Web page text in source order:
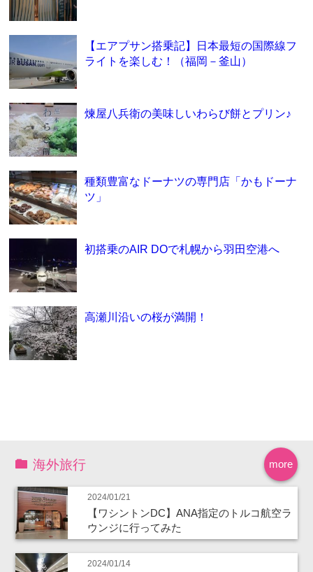
【エアプサン搭乗記】日本最短の国際線フ
ライトを楽しむ！（福岡－釜山）
煉屋八兵衛の美味しいわらび餅とプリン♪
種類豊富なドーナツの専門店「かもドーナ
ツ」
初搭乗のAIR DOで札幌から羽田空港へ
高瀬川沿いの桜が満開！
more
海外旅行
2024/01/21
【ワシントンDC】ANA指定のトルコ航空ラ
ウンジに行ってみた
2024/01/14